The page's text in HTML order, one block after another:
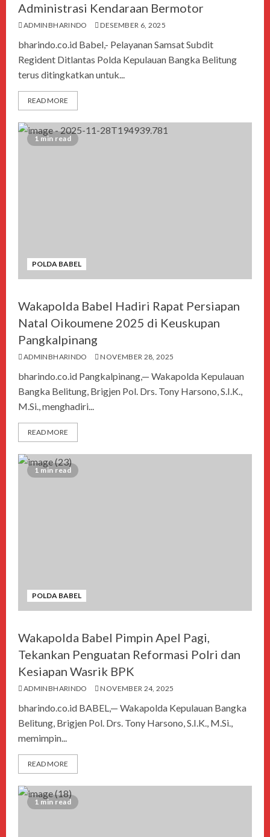
Administrasi Kendaraan Bermotor
ADMINBHARINDO DESEMBER 6, 2025
bharindo.co.id Babel,- Pelayanan Samsat Subdit
Regident Ditlantas Polda Kepulauan Bangka Belitung
terus ditingkatkan untuk...
READ MORE
1 min read
POLDA BABEL
Wakapolda Babel Hadiri Rapat Persiapan
Natal Oikoumene 2025 di Keuskupan
Pangkalpinang
ADMINBHARINDO NOVEMBER 28, 2025
bharindo.co.id Pangkalpinang,— Wakapolda Kepulauan
Bangka Belitung, Brigjen Pol. Drs. Tony Harsono, S.I.K.,
M.Si., menghadiri...
READ MORE
1 min read
POLDA BABEL
Wakapolda Babel Pimpin Apel Pagi,
Tekankan Penguatan Reformasi Polri dan
Kesiapan Wasrik BPK
ADMINBHARINDO NOVEMBER 24, 2025
bharindo.co.id BABEL,— Wakapolda Kepulauan Bangka
Belitung, Brigjen Pol. Drs. Tony Harsono, S.I.K., M.Si.,
memimpin...
READ MORE
1 min read